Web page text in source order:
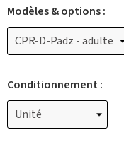
Modèles & options :
Conditionnement :